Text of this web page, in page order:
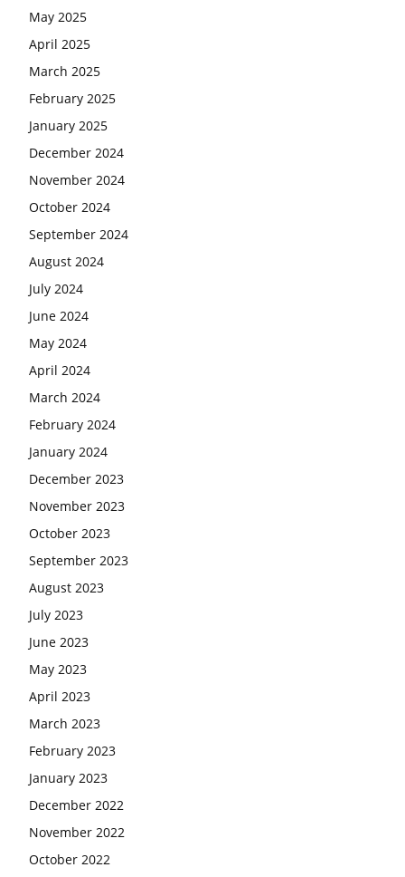
May 2025
April 2025
March 2025
February 2025
January 2025
December 2024
November 2024
October 2024
September 2024
August 2024
July 2024
June 2024
May 2024
April 2024
March 2024
February 2024
January 2024
December 2023
November 2023
October 2023
September 2023
August 2023
July 2023
June 2023
May 2023
April 2023
March 2023
February 2023
January 2023
December 2022
November 2022
October 2022